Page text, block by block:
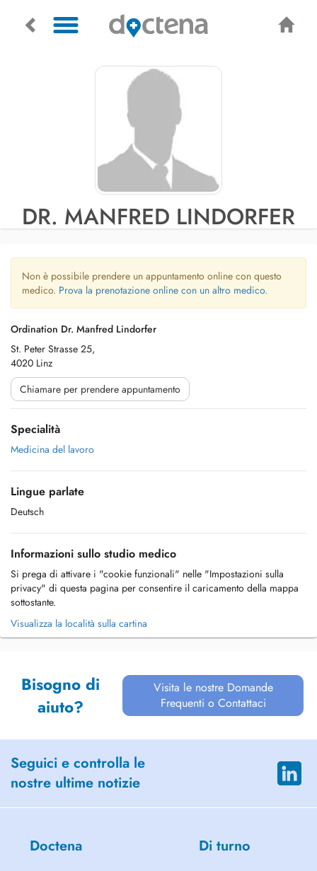
DR. MANFRED LINDORFER
Non è possibile prendere un appuntamento online con questo
medico. Prova la prenotazione online con un altro medico.
Ordination Dr. Manfred Lindorfer
St. Peter Strasse 25,
4020 Linz
Chiamare per prendere appuntamento
Specialità
Medicina del lavoro
Lingue parlate
Deutsch
Informazioni sullo studio medico
Si prega di attivare i "cookie funzionali" nelle "Impostazioni sulla
privacy" di questa pagina per consentire il caricamento della mappa
sottostante.
Visualizza la località sulla cartina
Bisogno di
aiuto?
Visita le nostre Domande
Frequenti o Contattaci
Seguici e controlla le
nostre ultime notizie
Doctena Di turno